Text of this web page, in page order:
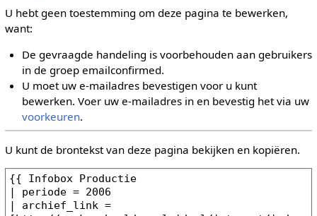
U hebt geen toestemming om deze pagina te bewerken,
want:
De gevraagde handeling is voorbehouden aan gebruikers
in de groep emailconfirmed.
U moet uw e-mailadres bevestigen voor u kunt
bewerken. Voer uw e-mailadres in en bevestig het via uw
voorkeuren.
U kunt de brontekst van deze pagina bekijken en kopiëren.